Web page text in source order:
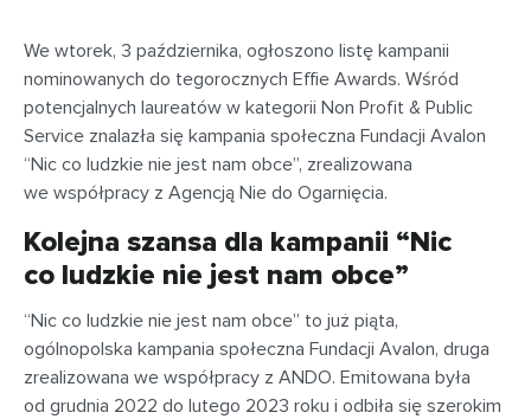
We wtorek, 3 października, ogłoszono listę kampanii
nominowanych do tegorocznych Effie Awards. Wśród
potencjalnych laureatów w kategorii Non Profit & Public
Service znalazła się kampania społeczna Fundacji Avalon
“Nic co ludzkie nie jest nam obce”, zrealizowana
we współpracy z Agencją Nie do Ogarnięcia.
Kolejna szansa dla kampanii “Nic
co ludzkie nie jest nam obce”
“Nic co ludzkie nie jest nam obce” to już piąta,
ogólnopolska kampania społeczna Fundacji Avalon, druga
zrealizowana we współpracy z ANDO. Emitowana była
od grudnia 2022 do lutego 2023 roku i odbiła się szerokim